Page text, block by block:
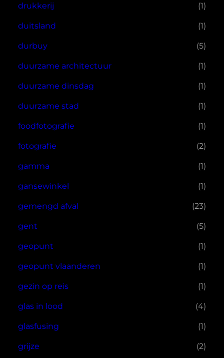
drukkerij (1)
duitsland (1)
durbuy (5)
duurzame architectuur (1)
duurzame dinsdag (1)
duurzame stad (1)
foodfotografie (1)
fotografie (2)
gamma (1)
gansewinkel (1)
gemengd afval (23)
gent (5)
geopunt (1)
geopunt vlaanderen (1)
gezin op reis (1)
glas in lood (4)
glasfusing (1)
grijze (2)